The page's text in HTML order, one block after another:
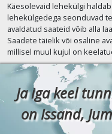
Käesolevaid lehekülgi
lehekülgedega seonduvad
avaldatud saateid võib alla
Saadete täielik või osaline
millisel muul kujul on
Ja iga keel
on Issand,